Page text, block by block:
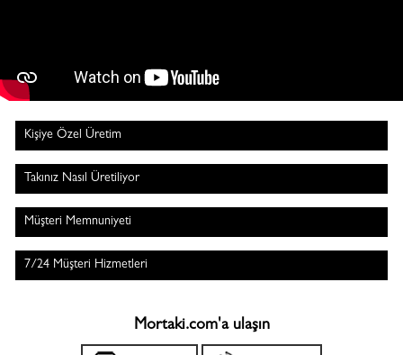
Kişiye Özel Üretim
Takınız Nasıl Üretiliyor
Müşteri Memnuniyeti
7/24 Müşteri Hizmetleri
Mortaki.com'a ulaşın